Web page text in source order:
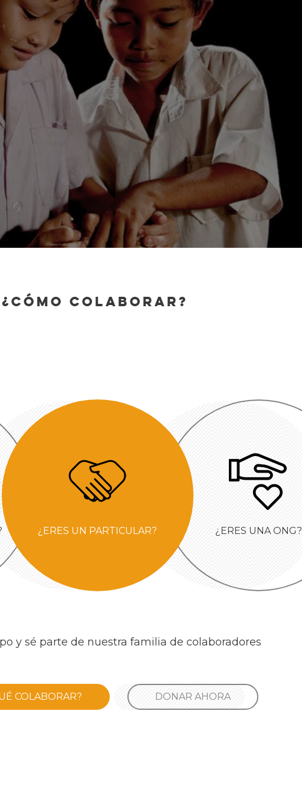
¿Cómo colaborar?
¿ERES UN PARTICULAR? ¿ERES UNA ONG?
y sé parte de nuestra familia de colaboradores
COLABORAR? DONAR AHORA